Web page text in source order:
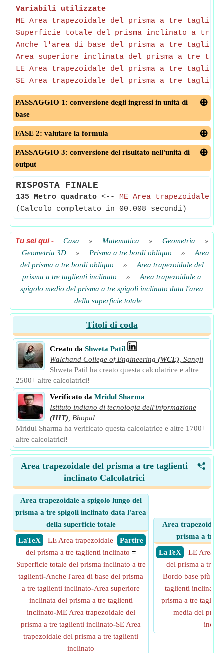
Variabili utilizzate
ME Area trapezoidale del prisma a tre
Superficie totale del prisma inclinato a tre
Anche l'area di base del prisma a tre
Area superiore inclinata del prisma a tre
LE Area trapezoidale del prisma a tre
SE Area trapezoidale del prisma a tre
PASSAGGIO 1: conversione degli ingressi in unità di
base
FASE 2: valutare la formula
PASSAGGIO 3: conversione del risultato nell'unità di
output
RISPOSTA FINALE
135 Metro quadrato <-- ME Area
(Calcolo completato in 00.008 secondi)
Tu sei qui- Casa » Matematica » Geometria
»
Geometria 3D
» Prisma a tre bordi obliquo »
Area
del prisma a tre bordi obliquo
»
Area trapezoidale del
prisma a tre taglienti inclinato
»
Area trapezoidale a
spigolo medio del prisma a tre spigoli inclinato data l'area
della superficie totale
Titoli di coda
Creato da Shweta Patil
Walchand College of Engineering (WCE) Sangli
Shweta Patil ha creato questa calcolatrice e altre
2500+ altre calcolatrici!
Verificato da Mridul Sharma
Istituto indiano di tecnologia dell'informazione
(IIIT)
Bhopal
Mridul Sharma ha verificato questa calcolatrice e altre 1700+
altre calcolatrici!
<
Area trapezoidale del prisma a tre taglienti
inclinato Calcolatrici
Area trapezoidale a spigolo lungo del
prisma a tre spigoli inclinato data l'area
della superficie totale
​ LaTeX
​ Partire
LE Area trapezoidale
del prisma a tre taglienti inclinato =
Superficie totale del prisma inclinato a tre
taglienti-Anche l'area di base del prisma
a tre taglienti inclinato-Area superiore
inclinata del prisma a tre taglienti
inclinato-ME Area trapezoidale del
prisma a tre taglienti inclinato-SE Area
trapezoidale del prisma a tre taglienti
inclinato
Area
prisma a tre
​ LaTeX
LE Area
del prisma a tre
Bordo base più
taglienti inclinato
prisma a tre
media del